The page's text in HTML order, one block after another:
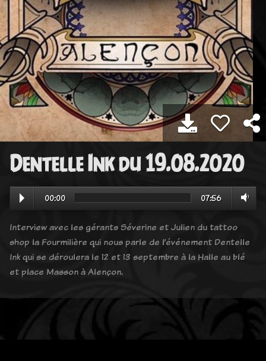
Dentelle Ink du 19.08.2020
00:00 07:56
Interview avec les gérants Séverine et Julien du tattoo
shop la Fourmilière qui nous parle de l’événement Dentelle
Ink qui se déroulera le 12 et 13 septembre à la Halle au blé
et place Masson à Alençon.